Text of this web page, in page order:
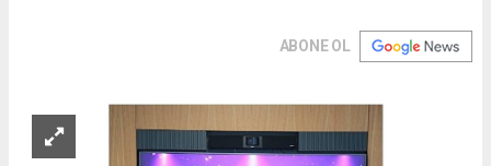
ABONE OL